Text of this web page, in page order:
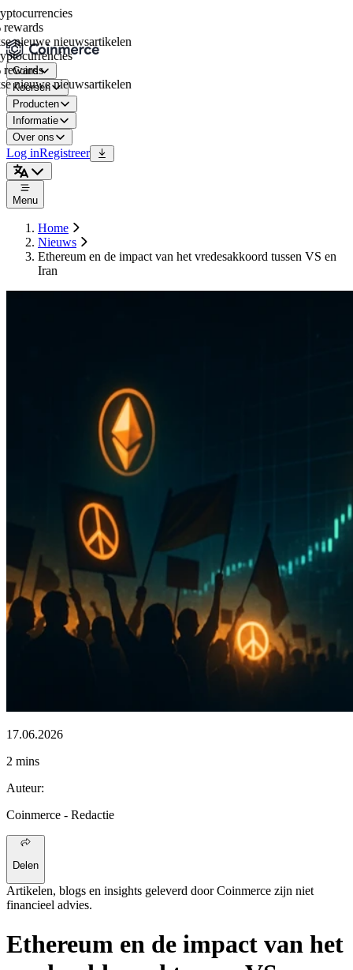
nieuwe nieuwsartikelen
nieuwe nieuwsartikelen
Coins
Koersen
Producten
Informatie
Over ons
Log inRegistreer
Menu
Home
Nieuws
Ethereum en de impact van het vredesakkoord tussen VS en
Iran
17.06.2026
2 mins
Auteur:
Coinmerce - Redactie
Delen
Artikelen, blogs en insights geleverd door Coinmerce zijn niet
financieel advies.
Ethereum en de impact van het